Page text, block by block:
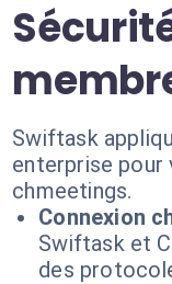
Swiftask
enterprise
chmeetings.
Connexion
Swiftask et
des